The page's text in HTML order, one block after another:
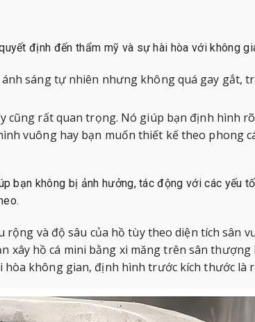
định đến thẩm mỹ và sự hài hòa với không
ánh sáng tự nhiên nhưng không quá gay gắt,
cũng rất quan trọng. Nó giúp bạn định hình
vuông hay bạn muốn thiết kế theo phong
bạn không bị ảnh hưởng, tác động với các yếu
rộng và độ sâu của hồ tùy theo diện tích sân
xây hồ cá mini bằng xi măng trên sân
hòa không gian, định hình trước kích thước là